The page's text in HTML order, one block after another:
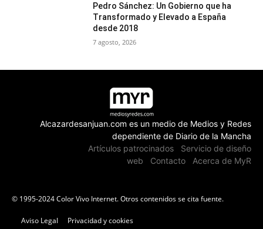
Pedro Sánchez: Un Gobierno que ha
Transformado y Elevado a España
desde 2018
7 agosto, 2026
Alcazardesanjuan.com es un medio de Medios y Redes
dependiente de Diario de la Mancha
Artículos patrocinados
Servicio de diseño
web
Contacto Acerca de MyR
© 1995-2024 Color Vivo Internet. Otros contenidos se cita fuente.
Aviso Legal
Privacidad y cookies